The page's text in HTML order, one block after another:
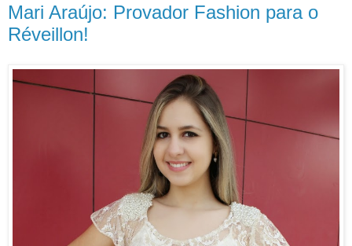
Mari Araújo: Provador Fashion para o
Réveillon!